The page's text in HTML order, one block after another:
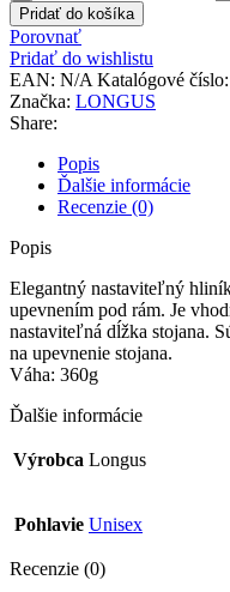
Pridať do košíka
Porovnať
Pridať do wishlistu
EAN: N/A Katalógové číslo:
Značka: LONGUS
Share:
Popis
Ďalšie informácie
Recenzie (0)
Popis
Elegantný nastaviteľný
upevnením pod rám. Je
nastaviteľná dĺžka stojana.
na upevnenie stojana.
Váha: 360g
Ďalšie informácie
Výrobca Longus
Pohlavie Unisex
Recenzie (0)